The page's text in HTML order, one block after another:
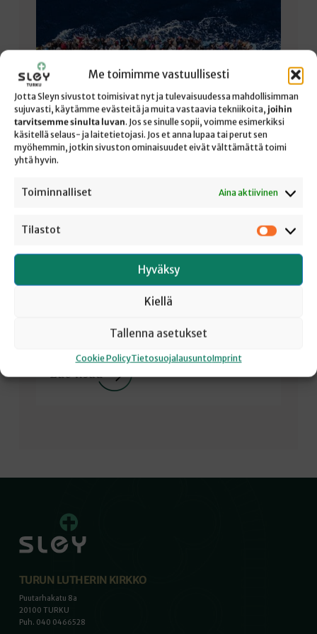
Me toimimme vastuullisesti
Jotta Sleyn sivustot toimisivat nyt ja tulevaisuudessa mahdollisimman
sujuvasti, käytämme evästeitä ja muita vastaavia tekniikoita, joihin
tarvitsemme sinulta luvan. Jos se sinulle sopii, voimme esimerkiksi
käsitellä selaus- ja laitetietojasi. Jos et anna lupaa tai perut sen
myöhemmin, jotkin sivuston ominaisuudet eivät välttämättä toimi
yhtä hyvin.
Toiminnalliset Aina aktiivinen
Tilastot
Tilastot
Hyväksy
Kiellä
Tallenna asetukset
Cookie PolicyTietosuojalausuntoImprint
Joh. 8:46–59 Jeesus sanoi: ”Kuka teistä voi osoittaa,
miksi ette usko minua? Se, joka on lähtöisin
Jumalasta, kuulee mitä Jumala puhuu. Te ette kuule,
koska ette ole lähtöisin Jumalasta.” Juutalaiset
sanoivat Jeesukselle: ”Sinä olet samarialainen, ja
vastasi: ”Ei minussa ole pahaa henkeä….
TURUN LUTHERIN KIRKKO
Puutarhakatu 8a
20100 TURKU
Puh. 040 0466528